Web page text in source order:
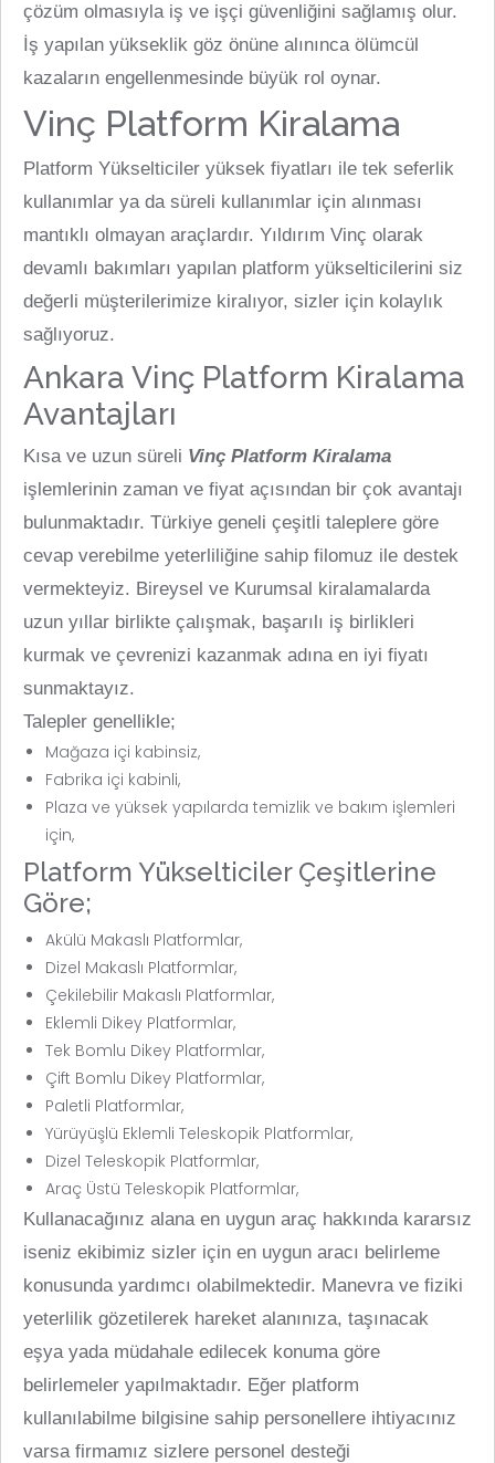
çözüm olmasıyla iş ve işçi güvenliğini sağlamış olur.
İş yapılan yükseklik göz önüne alınınca ölümcül
kazaların engellenmesinde büyük rol oynar.
Vinç Platform Kiralama
Platform Yükselticiler yüksek fiyatları ile tek seferlik
kullanımlar ya da süreli kullanımlar için alınması
mantıklı olmayan araçlardır. Yıldırım Vinç olarak
devamlı bakımları yapılan platform yükselticilerini siz
değerli müşterilerimize kiralıyor, sizler için kolaylık
sağlıyoruz.
Ankara Vinç Platform Kiralama
Avantajları
Kısa ve uzun süreli Vinç Platform Kiralama
işlemlerinin zaman ve fiyat açısından bir çok avantajı
bulunmaktadır. Türkiye geneli çeşitli taleplere göre
cevap verebilme yeterliliğine sahip filomuz ile destek
vermekteyiz. Bireysel ve Kurumsal kiralamalarda
uzun yıllar birlikte çalışmak, başarılı iş birlikleri
kurmak ve çevrenizi kazanmak adına en iyi fiyatı
sunmaktayız.
Talepler genellikle;
Mağaza içi kabinsiz,
Fabrika içi kabinli,
Plaza ve yüksek yapılarda temizlik ve bakım işlemleri
için,
Platform Yükselticiler Çeşitlerine
Göre;
Akülü Makaslı Platformlar,
Dizel Makaslı Platformlar,
Çekilebilir Makaslı Platformlar,
Eklemli Dikey Platformlar,
Tek Bomlu Dikey Platformlar,
Çift Bomlu Dikey Platformlar,
Paletli Platformlar,
Yürüyüşlü Eklemli Teleskopik Platformlar,
Dizel Teleskopik Platformlar,
Araç Üstü Teleskopik Platformlar,
Kullanacağınız alana en uygun araç hakkında kararsız
iseniz ekibimiz sizler için en uygun aracı belirleme
konusunda yardımcı olabilmektedir. Manevra ve fiziki
yeterlilik gözetilerek hareket alanınıza, taşınacak
eşya yada müdahale edilecek konuma göre
belirlemeler yapılmaktadır. Eğer platform
kullanılabilme bilgisine sahip personellere ihtiyacınız
varsa firmamız sizlere personel desteği